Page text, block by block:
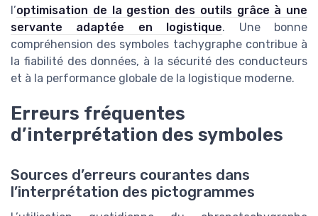
l’optimisation de la gestion des outils grâce à une
servante adaptée en logistique. Une bonne
compréhension des symboles tachygraphe contribue à
la fiabilité des données, à la sécurité des conducteurs
et à la performance globale de la logistique moderne.
Erreurs fréquentes
d’interprétation des symboles
Sources d’erreurs courantes dans
l’interprétation des pictogrammes